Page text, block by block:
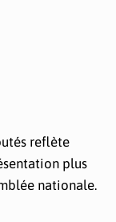
reflète
plus
nationale.